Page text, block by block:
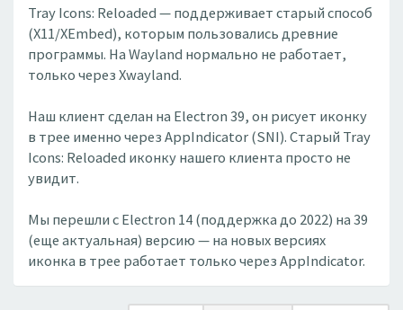
Tray Icons: Reloaded — поддерживает старый способ
(X11/XEmbed), которым пользовались древние
программы. На Wayland нормально не работает,
только через Xwayland.
Наш клиент сделан на Electron 39, он рисует иконку
в трее именно через AppIndicator (SNI). Старый Tray
Icons: Reloaded иконку нашего клиента просто не
увидит.
Мы перешли с Electron 14 (поддержка до 2022) на 39
(еще актуальная) версию — на новых версиях
иконка в трее работает только через AppIndicator.